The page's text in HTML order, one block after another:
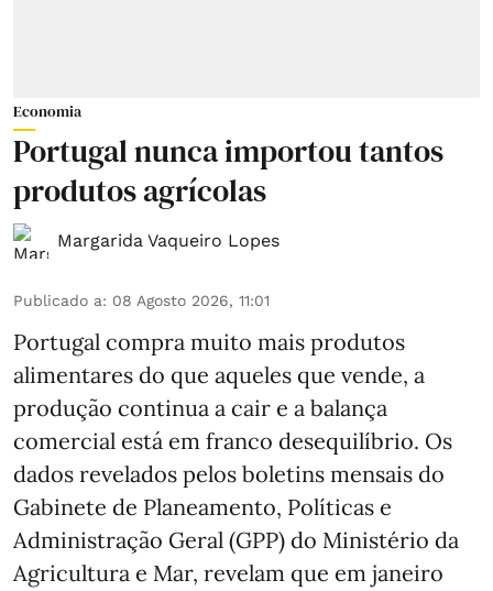
Economia
Portugal nunca importou tantos
produtos agrícolas
Margarida Vaqueiro Lopes
Publicado a: 08 Agosto 2026, 11:01
Portugal compra muito mais produtos
alimentares do que aqueles que vende, a
produção continua a cair e a balança
comercial está em franco desequilíbrio. Os
dados revelados pelos boletins mensais do
Gabinete de Planeamento, Políticas e
Administração Geral (GPP) do Ministério da
Agricultura e Mar, revelam que em janeiro